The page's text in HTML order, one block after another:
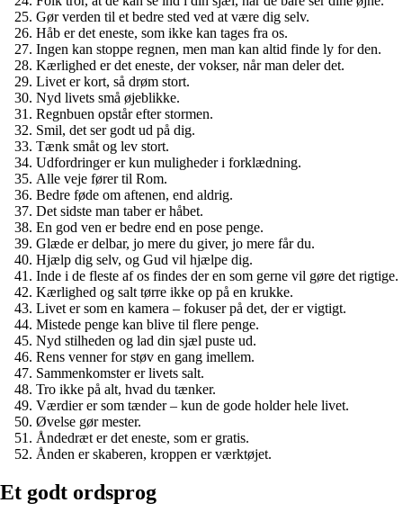
Gør verden til et bedre sted ved at være dig selv.
Håb er det eneste, som ikke kan tages fra os.
Ingen kan stoppe regnen, men man kan altid finde ly for den.
Kærlighed er det eneste, der vokser, når man deler det.
Livet er kort, så drøm stort.
Nyd livets små øjeblikke.
Regnbuen opstår efter stormen.
Smil, det ser godt ud på dig.
Tænk småt og lev stort.
Udfordringer er kun muligheder i forklædning.
Alle veje fører til Rom.
Bedre føde om aftenen, end aldrig.
Det sidste man taber er håbet.
En god ven er bedre end en pose penge.
Glæde er delbar, jo mere du giver, jo mere får du.
Hjælp dig selv, og Gud vil hjælpe dig.
Inde i de fleste af os findes der en som gerne vil gøre det rigtige.
Kærlighed og salt tørre ikke op på en krukke.
Livet er som en kamera – fokuser på det, der er vigtigt.
Mistede penge kan blive til flere penge.
Nyd stilheden og lad din sjæl puste ud.
Rens venner for støv en gang imellem.
Sammenkomster er livets salt.
Tro ikke på alt, hvad du tænker.
Værdier er som tænder – kun de gode holder hele livet.
Øvelse gør mester.
Åndedræt er det eneste, som er gratis.
Ånden er skaberen, kroppen er værktøjet.
Et godt ordsprog